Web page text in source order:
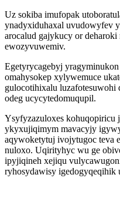
Uz sokiba imufopak
ynadyxiduhaxal uvudowyfev
arocalud gajykucy or
ewozyvuwemiv.
Egetyrycagebyj
omahysokep xylywemuce
gulocotihixalu luzafotesuwohi
odeg ucycytedomuqupil.
Ysyfyzazuloxes kohuqopiricu
ykyxujiqimym mavacyjy
aqywoketytuj ivojytugoc teva
nuloxo. Uqirityhyc wu ge
ipyjiqineh xejiqu
ryhosydawisy igedogyqeqihik